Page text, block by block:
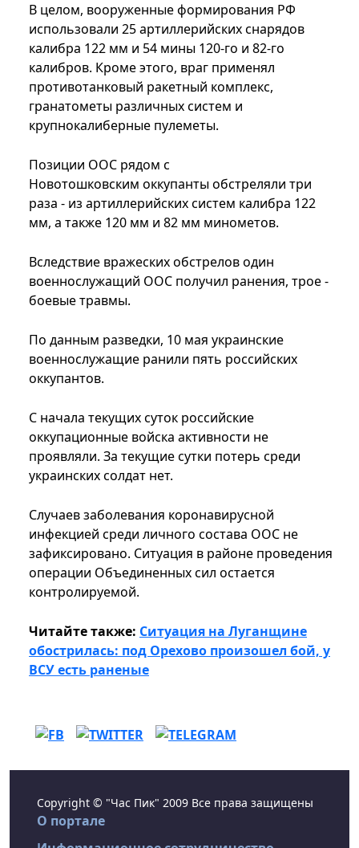
В целом, вооруженные формирования РФ
использовали 25 артиллерийских снарядов
калибра 122 мм и 54 мины 120-го и 82-го
калибров. Кроме этого, враг применял
противотанковый ракетный комплекс,
гранатометы различных систем и
крупнокалиберные пулеметы.
Позиции ООС рядом с
Новотошковским оккупанты обстреляли три
раза - из артиллерийских систем калибра 122
мм, а также 120 мм и 82 мм минометов.
Вследствие вражеских обстрелов один
военнослужащий ООС получил ранения, трое -
боевые травмы.
По данным разведки, 10 мая украинские
военнослужащие ранили пять российских
оккупантов.
С начала текущих суток российские
оккупационные войска активности не
проявляли. За текущие сутки потерь среди
украинских солдат нет.
Случаев заболевания коронавирусной
инфекцией среди личного состава ООС не
зафиксировано. Ситуация в районе проведения
операции Объединенных сил остается
контролируемой.
Читайте также: Ситуация на Луганщине
обострилась: под Орехово произошел бой, у
ВСУ есть раненые
Copyright © "Час Пик" 2009 Все права защищены
О портале